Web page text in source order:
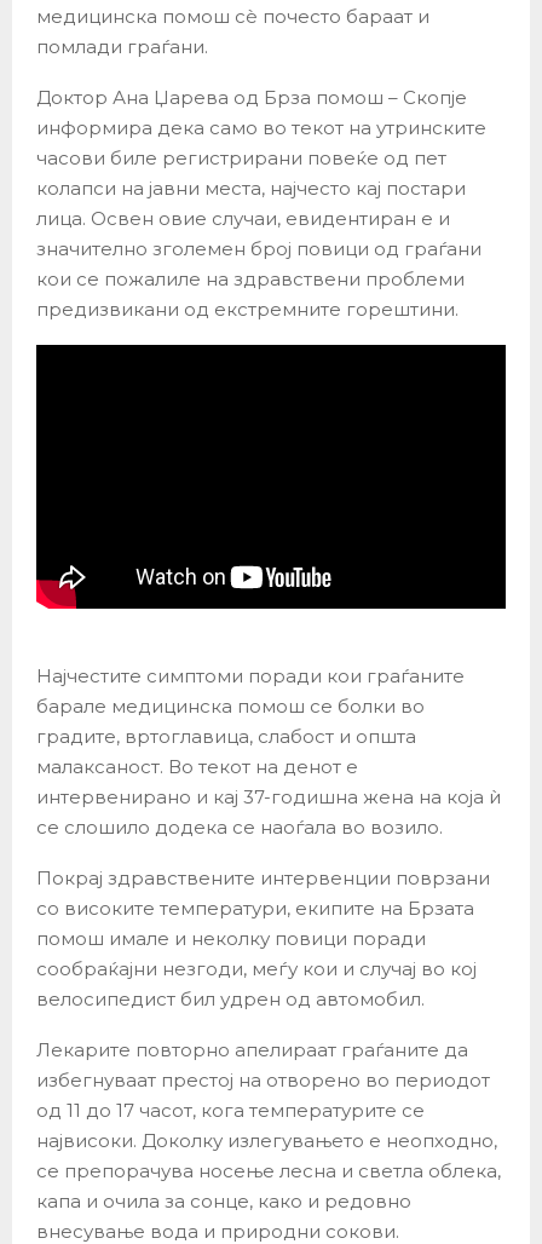
медицинска помош сè почесто бараат и
помлади граѓани.
Доктор Ана Џарева од Брза помош – Скопје
информира дека само во текот на утринските
часови биле регистрирани повеќе од пет
колапси на јавни места, најчесто кај постари
лица. Освен овие случаи, евидентиран е и
значително зголемен број повици од граѓани
кои се пожалиле на здравствени проблеми
предизвикани од екстремните горештини.
Најчестите симптоми поради кои граѓаните
барале медицинска помош се болки во
градите, вртоглавица, слабост и општа
малаксаност. Во текот на денот е
интервенирано и кај 37-годишна жена на која ѝ
се слошило додека се наоѓала во возило.
Покрај здравствените интервенции поврзани
со високите температури, екипите на Брзата
помош имале и неколку повици поради
сообраќајни незгоди, меѓу кои и случај во кој
велосипедист бил удрен од автомобил.
Лекарите повторно апелираат граѓаните да
избегнуваат престој на отворено во периодот
од 11 до 17 часот, кога температурите се
највисоки. Доколку излегувањето е неопходно,
се препорачува носење лесна и светла облека,
капа и очила за сонце, како и редовно
внесување вода и природни сокови.